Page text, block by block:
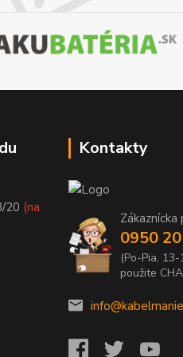
20 (na
Kontakty
0950
(Po-Pia,
použite